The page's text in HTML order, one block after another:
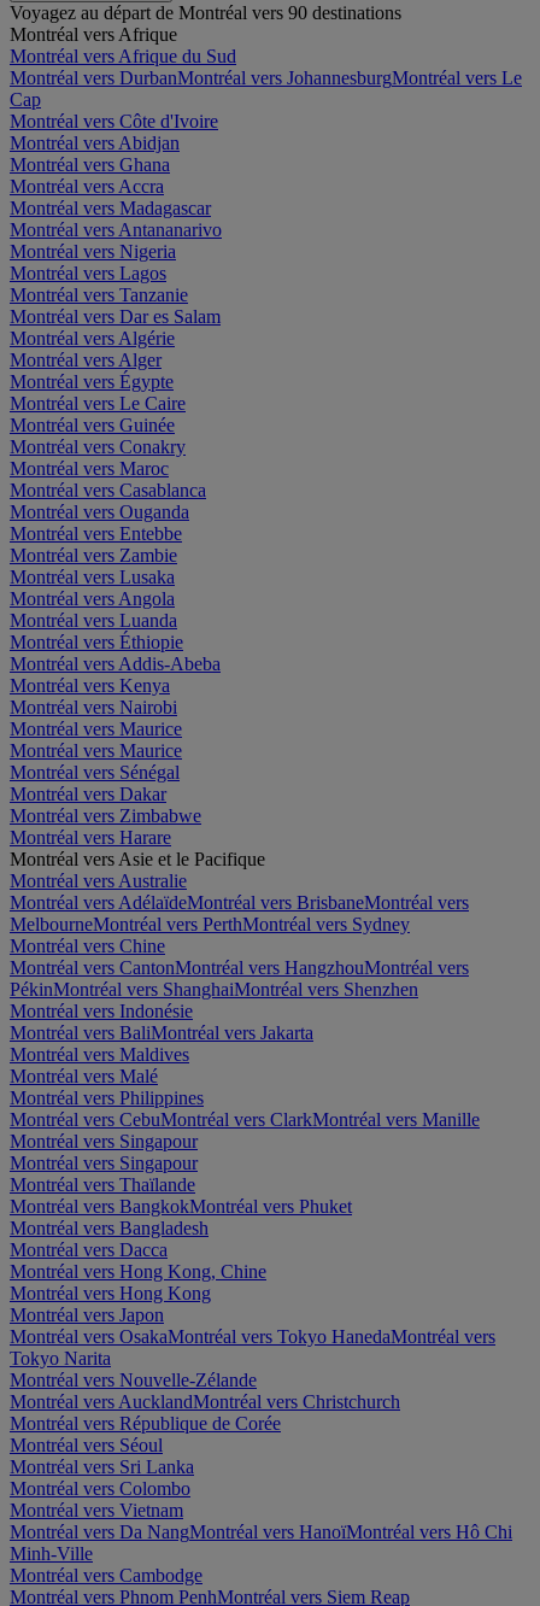
Voyagez au départ de Montréal vers 90 destinations
Montréal vers Afrique
Montréal vers Afrique du Sud
Montréal vers DurbanMontréal vers JohannesburgMontréal vers Le
Cap
Montréal vers Côte d'Ivoire
Montréal vers Abidjan
Montréal vers Ghana
Montréal vers Accra
Montréal vers Madagascar
Montréal vers Antananarivo
Montréal vers Nigeria
Montréal vers Lagos
Montréal vers Tanzanie
Montréal vers Dar es Salam
Montréal vers Algérie
Montréal vers Alger
Montréal vers Égypte
Montréal vers Le Caire
Montréal vers Guinée
Montréal vers Conakry
Montréal vers Maroc
Montréal vers Casablanca
Montréal vers Ouganda
Montréal vers Entebbe
Montréal vers Zambie
Montréal vers Lusaka
Montréal vers Angola
Montréal vers Luanda
Montréal vers Éthiopie
Montréal vers Addis-Abeba
Montréal vers Kenya
Montréal vers Nairobi
Montréal vers Maurice
Montréal vers Maurice
Montréal vers Sénégal
Montréal vers Dakar
Montréal vers Zimbabwe
Montréal vers Harare
Montréal vers Asie et le Pacifique
Montréal vers Australie
Montréal vers AdélaïdeMontréal vers BrisbaneMontréal vers
MelbourneMontréal vers PerthMontréal vers Sydney
Montréal vers Chine
Montréal vers CantonMontréal vers HangzhouMontréal vers
PékinMontréal vers ShanghaiMontréal vers Shenzhen
Montréal vers Indonésie
Montréal vers BaliMontréal vers Jakarta
Montréal vers Maldives
Montréal vers Malé
Montréal vers Philippines
Montréal vers CebuMontréal vers ClarkMontréal vers Manille
Montréal vers Singapour
Montréal vers Singapour
Montréal vers Thaïlande
Montréal vers BangkokMontréal vers Phuket
Montréal vers Bangladesh
Montréal vers Dacca
Montréal vers Hong Kong, Chine
Montréal vers Hong Kong
Montréal vers Japon
Montréal vers OsakaMontréal vers Tokyo HanedaMontréal vers
Tokyo Narita
Montréal vers Nouvelle-Zélande
Montréal vers AucklandMontréal vers Christchurch
Montréal vers République de Corée
Montréal vers Séoul
Montréal vers Sri Lanka
Montréal vers Colombo
Montréal vers Vietnam
Montréal vers Da NangMontréal vers HanoïMontréal vers Hô Chi
Minh-Ville
Montréal vers Cambodge
Montréal vers Phnom PenhMontréal vers Siem Reap